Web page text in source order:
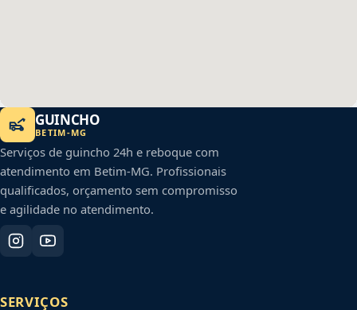
GUINCHO
BETIM-MG
Serviços de guincho 24h e reboque com
atendimento em Betim-MG. Profissionais
qualificados, orçamento sem compromisso
e agilidade no atendimento.
SERVIÇOS